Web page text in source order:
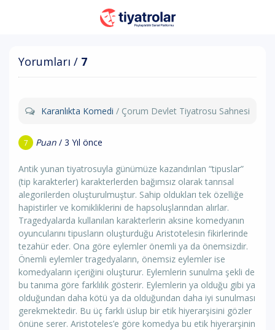
Yorumları / 7
Karanlıkta Komedi / Çorum Devlet Tiyatrosu Sahnesi
7 Puan / 3 Yıl önce
Antik yunan tiyatrosuyla günümüze kazandırılan “tipuslar”
(tip karakterler) karakterlerden bağımsız olarak tanrısal
alegorilerden oluşturulmuştur. Sahip oldukları tek özelliğe
hapistirler ve komikliklerini de hapsoluşlarından alırlar.
Tragedyalarda kullanılan karakterlerin aksine komedyanın
oyuncularını tipusların oluşturduğu Aristotelesin fikirlerinde
tezahür eder. Ona göre eylemler önemli ya da önemsizdir.
Önemli eylemler tragedyaların, önemsiz eylemler ise
komedyaların içeriğini oluşturur. Eylemlerin sunulma şekli de
bu tanıma göre farklılık gösterir. Eylemlerin ya olduğu gibi ya
olduğundan daha kötü ya da olduğundan daha iyi sunulması
gerekmektedir. Bu üç farklı üslup bir etik hiyerarşisini gözler
önüne serer. Aristoteles’e göre komedya bu etik hiyerarşinin